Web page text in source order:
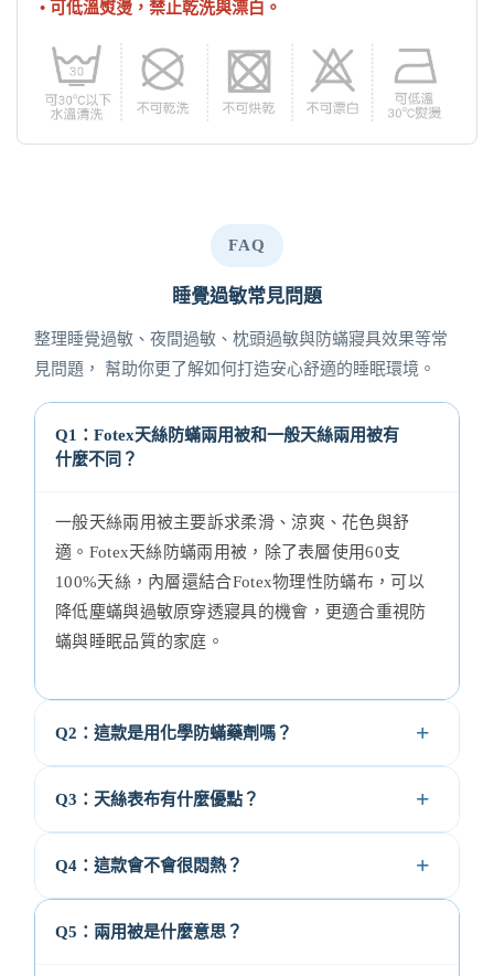
• 可低溫熨燙，禁止乾洗與漂白。
FAQ
睡覺過敏常見問題
整理睡覺過敏、夜間過敏、枕頭過敏與防蟎寢具效果等常
見問題， 幫助你更了解如何打造安心舒適的睡眠環境。
Q1：Fotex天絲防蟎兩用被和一般天絲兩用被有
什麼不同？
一般天絲兩用被主要訴求柔滑、涼爽、花色與舒
適。Fotex天絲防蟎兩用被，除了表層使用60支
100%天絲，內層還結合Fotex物理性防蟎布，可以
降低塵蟎與過敏原穿透寢具的機會，更適合重視防
蟎與睡眠品質的家庭。
Q2：這款是用化學防蟎藥劑嗎？
Q3：天絲表布有什麼優點？
Q4：這款會不會很悶熱？
Q5：兩用被是什麼意思？